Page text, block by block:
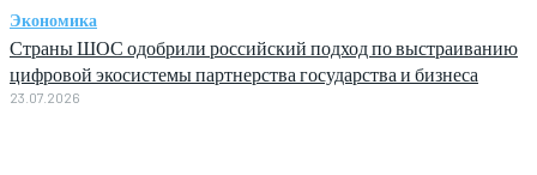
Экономика
Страны ШОС одобрили российский подход по выстраиванию
цифровой экосистемы партнерства государства и бизнеса
23.07.2026